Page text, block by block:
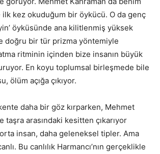
ilk kez okuduğum bir öykücü. O da genç
öyküsünde ana kilitlenmiş yüksek
doğru bir tür prizma yöntemiyle
ritminin içinden bize insanın büyük
En koyu toplumsal birleşmede bile
ölüm açığa çıkıyor.
daha bir göz kırparken, Mehmet
taşra arasındaki kesitten çıkarıyor
insan, daha geleneksel tipler. Ama
Bu canlılık Harmancı’nın gerçeklikle